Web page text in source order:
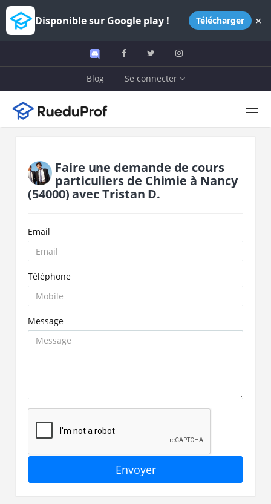
Disponible sur Google play ! Télécharger ×
Blog Se connecter
Faire une demande de cours
particuliers de Chimie à Nancy
(54000)avecTristan D.
Email
Téléphone
Message
Envoyer